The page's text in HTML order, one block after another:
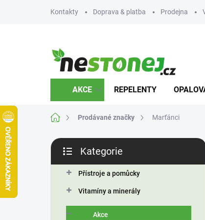
Kontakty Doprava & platba Prodejna
AKCE REPELENTY
Domů Prodávané značky Marťánci
P
s
kategorie
Kategorie
Přístroje a pomůcky
Vitamíny a minerály
Akce